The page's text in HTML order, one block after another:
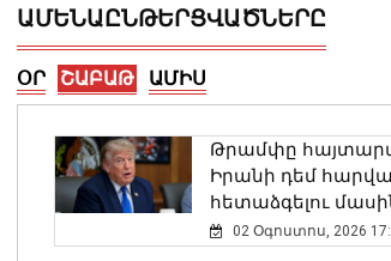
հրապարակել
07 Օգոստոս, 2026
պետությունների
երրորդ
հետ չպետք է
որպես զրոյական
ԱՄԵՆԱԸՆԹԵՐՑՎԱԾՆԵՐԸ
ՕՐ ՇԱԲԱԹ ԱՄԻՍ
Թրամփը
Իրանի դեմ
հետաձգելու
02 Օգոստոս, 2026